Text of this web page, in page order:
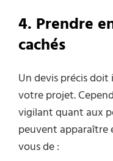
4. Prendre
cachés
Un devis précis
votre projet.
vigilant quant aux
peuvent apparaître
vous de :